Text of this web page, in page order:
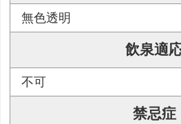
無色透明
飲泉適
不可
禁忌症